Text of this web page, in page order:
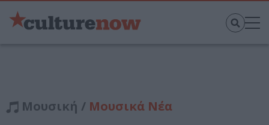
Μουσική / Μουσικά Νέα